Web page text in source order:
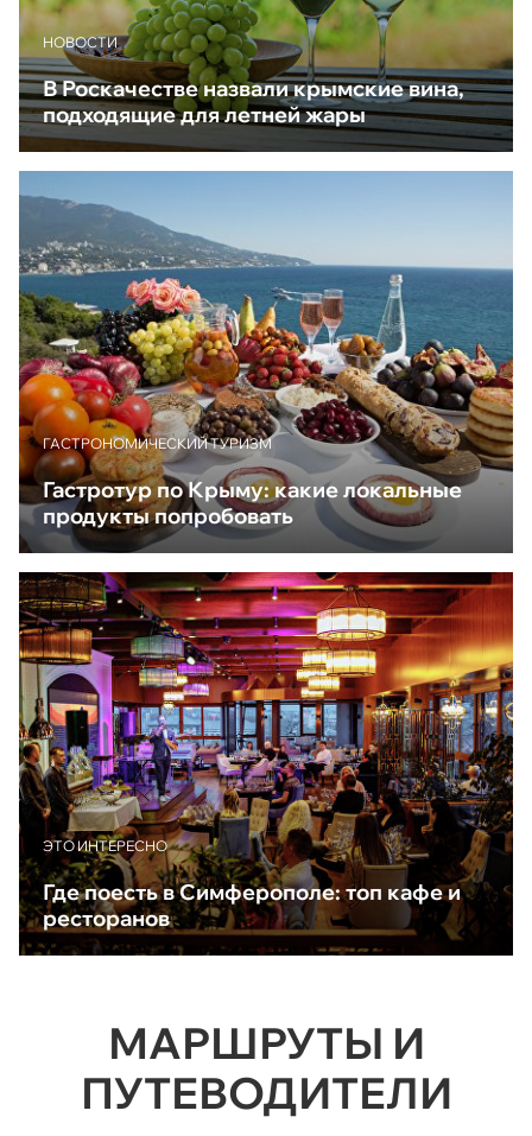
НОВОСТИ
В Роскачестве назвали крымские вина,
подходящие для летней жары
ГАСТРОНОМИЧЕСКИЙ ТУРИЗМ
Гастротур по Крыму: какие локальные
продукты попробовать
ЭТО ИНТЕРЕСНО
Где поесть в Симферополе: топ кафе и
ресторанов
МАРШРУТЫ И
ПУТЕВОДИТЕЛИ